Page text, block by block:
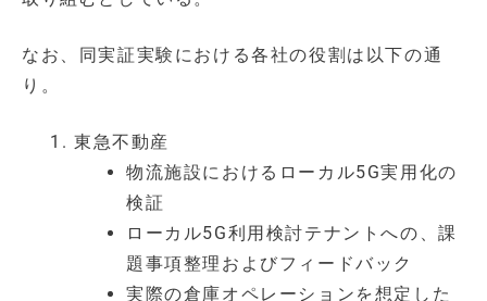
なお、同実証実験における各社の役割は以下の通
り。
東急不動産
物流施設におけるローカル5G実用化の
検証
ローカル5G利用検討テナントへの、課
題事項整理およびフィードバック
実際の倉庫オペレーションを想定した